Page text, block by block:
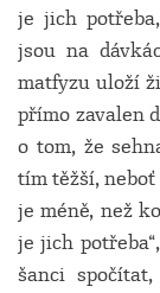
je jich
jsou na
matfyzu uloží
přímo zavalen
o tom, že
tím těžší,
je méně, než
je jich
šanci